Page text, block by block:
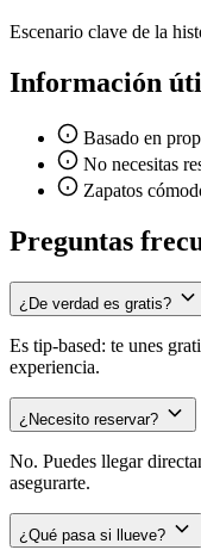
Escenario clave de la
Información
Basado en
No necesitas
Zapatos
Preguntas
¿De verdad es gratis?
Es tip-based: te unes
experiencia.
¿Necesito reservar?
No. Puedes llegar
asegurarte.
¿Qué pasa si llueve?